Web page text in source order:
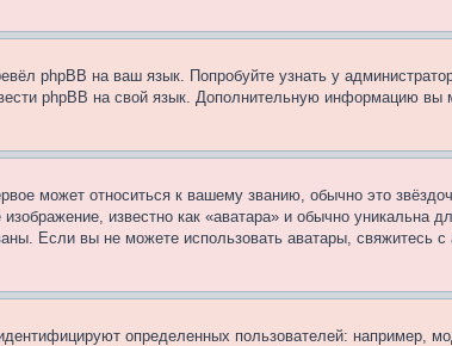
phpBB на ваш язык. Попробуйте узнать у
phpBB на свой язык. Дополнительную информацию вы
может относиться к вашему званию, обычно это
известно как «аватара» и обычно уникальна
Если вы не можете использовать аватары, свяжитесь
определенных пользователей: например,